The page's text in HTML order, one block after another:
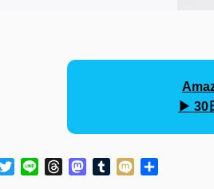
▶︎ 30
TwitterLine ThreadsMastodon
TumblrMixi